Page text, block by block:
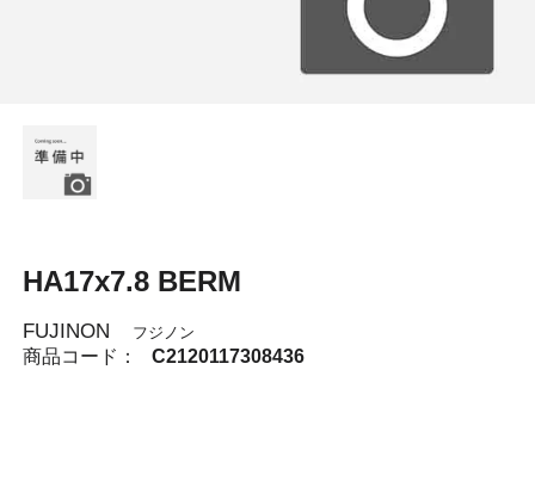
HA17x7.8 BERM
FUJINON フジノン
商品コード： C2120117308436